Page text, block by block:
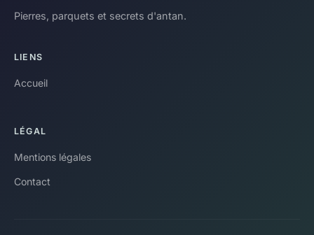
Pierres, parquets et secrets d'antan.
LIENS
Accueil
LÉGAL
Mentions légales
Contact